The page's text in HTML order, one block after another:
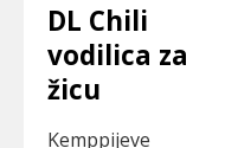
DL Chili
vodilica za
žicu
Kemppijeve